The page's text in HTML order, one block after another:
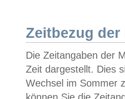
Zeitbezug der
Die Zeitangaben der
Zeit dargestellt. Dies
Wechsel im Sommer